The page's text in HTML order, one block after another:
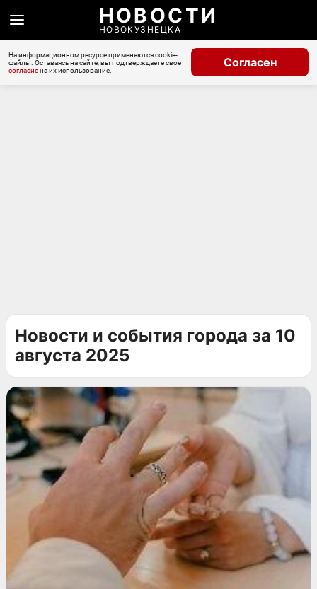
НОВОСТИ
НОВОКУЗНЕЦКА
На информационном ресурсе применяются cookie-
файлы. Оставаясь на сайте, вы подтверждаете свое
согласиена их использование.
Согласен
Новости и события города за 10
августа 2025